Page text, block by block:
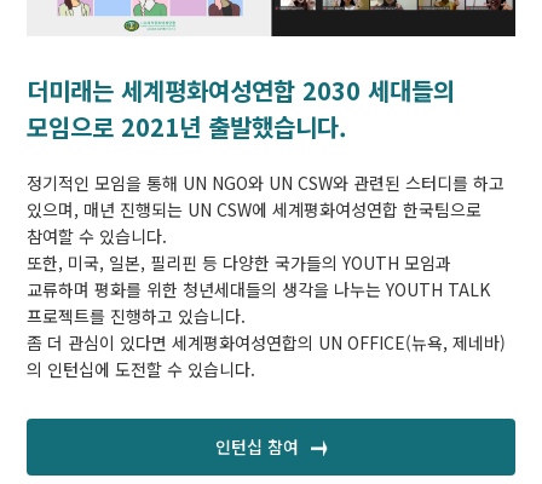
더미래는 세계평화여성연합 2030 세대들의
모임으로 2021년 출발했습니다.
정기적인 모임을 통해 UN NGO와 UN CSW와 관련된 스터디를 하고
있으며, 매년 진행되는 UN CSW에 세계평화여성연합 한국팀으로
참여할 수 있습니다.
또한, 미국, 일본, 필리핀 등 다양한 국가들의 YOUTH 모임과
교류하며 평화를 위한 청년세대들의 생각을 나누는 YOUTH TALK
프로젝트를 진행하고 있습니다.
좀 더 관심이 있다면 세계평화여성연합의 UN OFFICE(뉴욕, 제네바)
의 인턴십에 도전할 수 있습니다.
인턴십 참여